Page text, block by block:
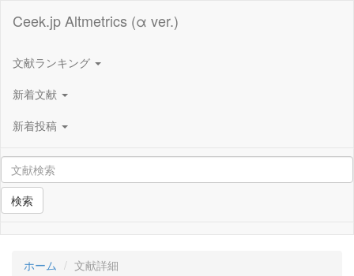
Ceek.jp Altmetrics (α ver.)
文献ランキング
新着文献
新着投稿
検索
ホーム 文献詳細